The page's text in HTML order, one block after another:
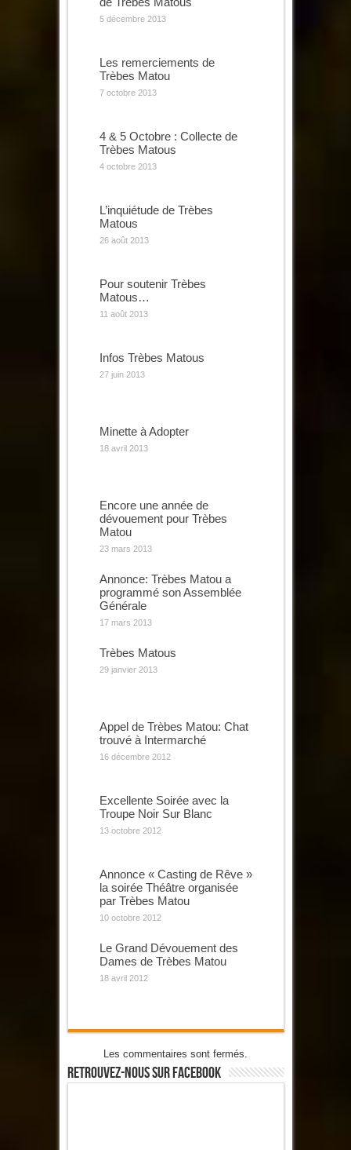
5 décembre 2013
Les remerciements de
Trèbes Matou
7 octobre 2013
4 & 5 Octobre : Collecte de
Trèbes Matous
4 octobre 2013
L’inquiétude de Trèbes
Matous
26 août 2013
Pour soutenir Trèbes
Matous…
11 août 2013
Infos Trèbes Matous
27 juin 2013
Minette à Adopter
18 avril 2013
Encore une année de
dévouement pour Trèbes
Matou
23 mars 2013
Annonce: Trèbes Matou a
programmé son Assemblée
Générale
17 mars 2013
Trèbes Matous
29 janvier 2013
Appel de Trèbes Matou: Chat
trouvé à Intermarché
16 décembre 2012
Excellente Soirée avec la
Troupe Noir Sur Blanc
13 octobre 2012
Annonce « Casting de Rêve »
la soirée Théâtre organisée
par Trèbes Matou
10 octobre 2012
Le Grand Dévouement des
Dames de Trèbes Matou
18 avril 2012
Les commentaires sont fermés.
Retrouvez-Nous Sur Facebook